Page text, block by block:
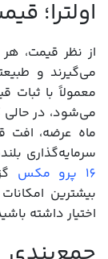
اولترا؛
از نظر قیمت،
می‌گیرند و
معمولاً با ثبات
می‌شود، در
ماه عرضه، افت
سرمایه‌گذاری
16 پرو مکس
بیشترین
اختیار داشته